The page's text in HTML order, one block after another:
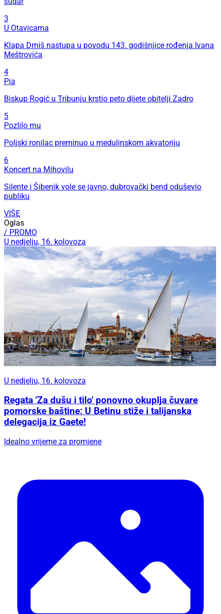
3
U Otavicama
Klapa Drniš nastupa u povodu 143. godišnjice rođenja Ivana
Meštrovića
4
Pia
Biskup Rogić u Tribunju krstio peto dijete obitelji Zadro
5
Pozlilo mu
Poljski ronilac preminuo u medulinskom akvatoriju
6
Koncert na Mihovilu
Silente i Šibenik vole se javno, dubrovački bend oduševio
publiku
VIŠE
Oglas
/ PROMO
U nedjelju, 16. kolovoza
U nedjelju, 16. kolovoza
Regata 'Za dušu i tilo' ponovno okuplja čuvare
pomorske baštine: U Betinu stiže i talijanska
delegacija iz Gaete!
Idealno vrijeme za promjene